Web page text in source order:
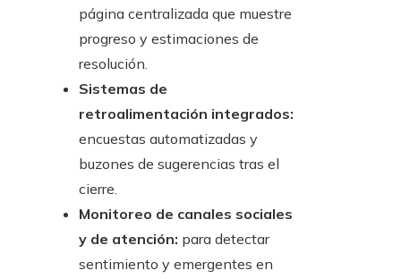
página centralizada que muestre
progreso y estimaciones de
resolución.
Sistemas de
retroalimentación integrados:
encuestas automatizadas y
buzones de sugerencias tras el
cierre.
Monitoreo de canales sociales
y de atención: para detectar
sentimiento y emergentes en